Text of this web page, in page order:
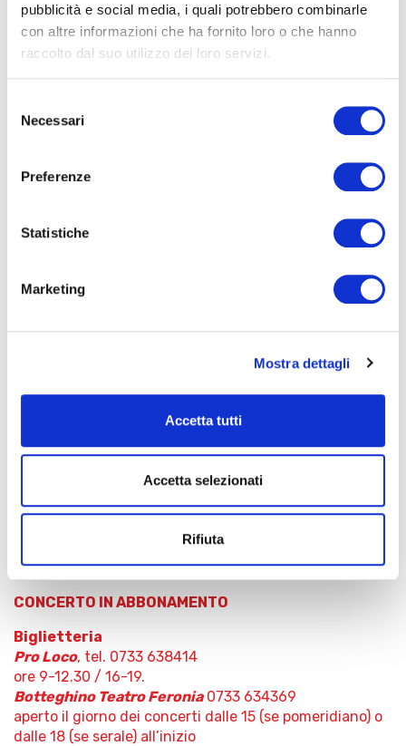
pubblicità e social media, i quali potrebbero combinarle
con altre informazioni che ha fornito loro o che hanno
raccolto dal suo utilizzo dei loro servizi.
delNecessari
Preferenze
Statistiche
Marketing
Mostra dettagli
Accetta tutti
Accetta selezionati
Rifiuta
Fagotto
Intero: € 15
genitori accompagnatori): € 12
Giovani (fino a 25 anni) e studenti : € 5
CONCERTO IN ABBONAMENTO
Biglietteria
Pro Loco, tel. 0733 638414
ore 9-12.30 / 16-19.
Botteghino Teatro Feronia0733 634369
aperto il giorno dei concerti dalle 15 (se pomeridiano) o
dalle 18 (se serale) all’inizio